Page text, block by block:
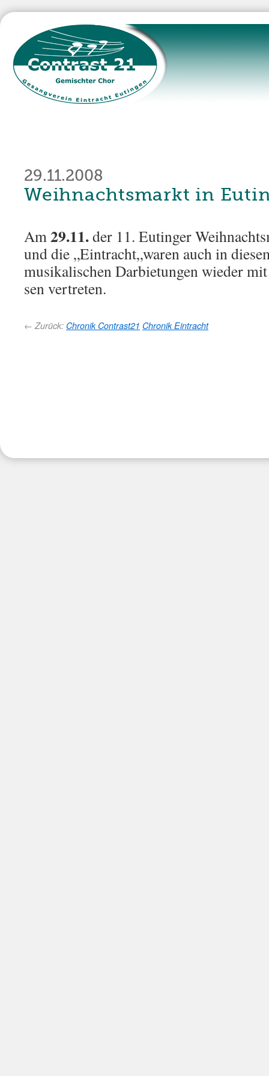
29.11.2008
Weihnachtsmarkt in
Am 29.11.der 11. Eu­tin­ger
und die „Eintracht„waren auch in
mu­si­ka­li­schen Dar­bie­tun­gen wie­der
sen vertreten.
← Zurück: Chronik Contrast21 Chronik Eintracht